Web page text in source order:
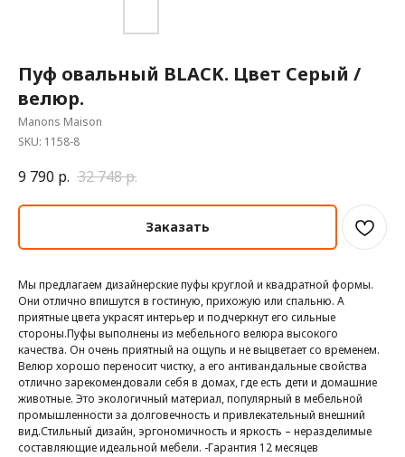
Пуф овальный BLACK. Цвет Серый /
велюр.
Manons Maison
SKU: 1158-8
9 790 р. 32 748р.
Заказать
Мы предлагаем дизайнерские пуфы круглой и квадратной формы.
Они отлично впишутся в гостиную, прихожую или спальню. А
приятные цвета украсят интерьер и подчеркнут его сильные
стороны.Пуфы выполнены из мебельного велюра высокого
качества. Он очень приятный на ощупь и не выцветает со временем.
Велюр хорошо переносит чистку, а его антивандальные свойства
отлично зарекомендовали себя в домах, где есть дети и домашние
животные. Это экологичный материал, популярный в мебельной
промышленности за долговечность и привлекательный внешний
вид.Стильный дизайн, эргономичность и яркость – неразделимые
составляющие идеальной мебели. -Гарантия 12 месяцев